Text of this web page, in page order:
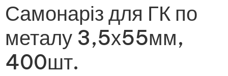
Самонаріз для ГК по
металу 3,5х55мм,
400шт.